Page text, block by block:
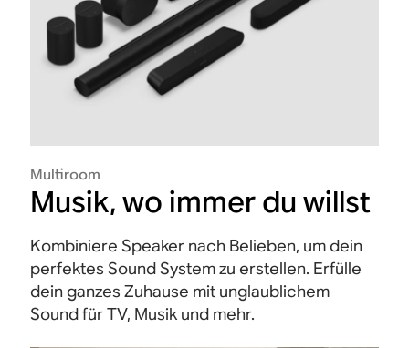
Multiroom
Musik, wo immer du willst
Kombiniere Speaker nach Belieben, um dein
perfektes Sound System zu erstellen. Erfülle
dein ganzes Zuhause mit unglaublichem
Sound für TV, Musik und mehr.